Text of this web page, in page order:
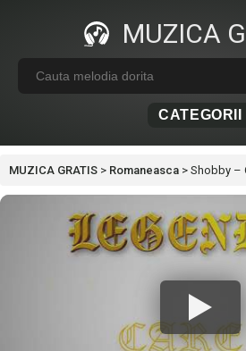
MUZICA
CATEGORII
MUZICA GRATIS > Romaneasca > Shobby –